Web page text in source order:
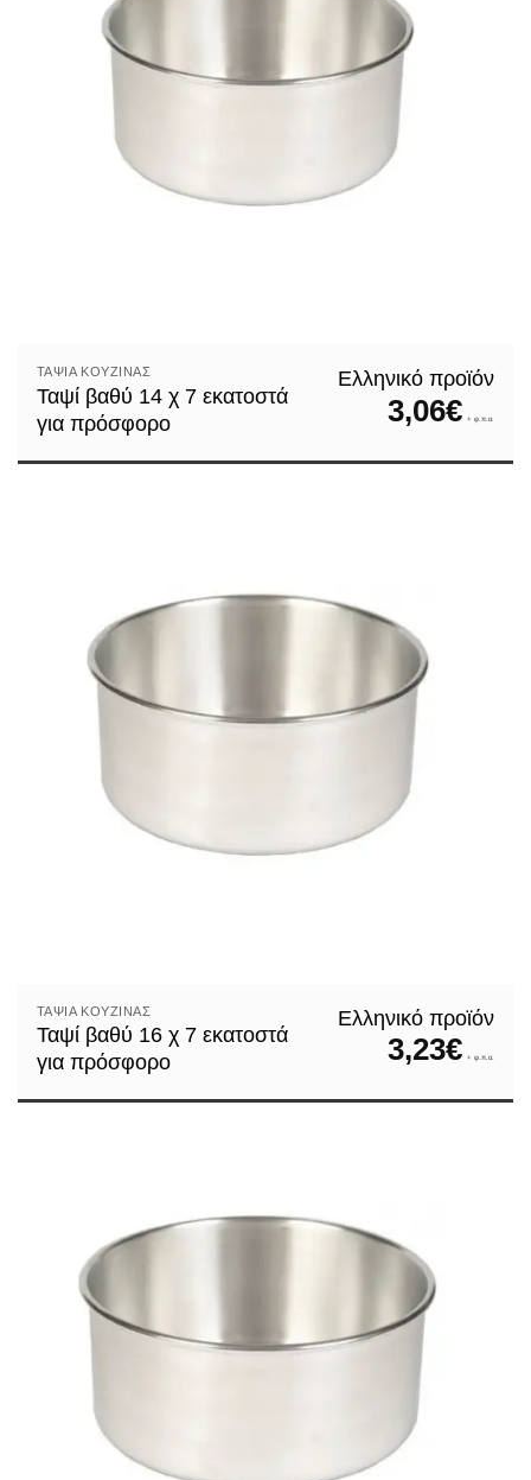
ΤΑΨΙΆ ΚΟΥΖΊΝΑΣ
Ταψί βαθύ 14 χ 7 εκατοστά
για πρόσφορο
Ελληνικό προϊόν
3,06€ + φ.π.α.
ΤΑΨΙΆ ΚΟΥΖΊΝΑΣ
Ταψί βαθύ 16 χ 7 εκατοστά
για πρόσφορο
Ελληνικό προϊόν
3,23€ + φ.π.α.